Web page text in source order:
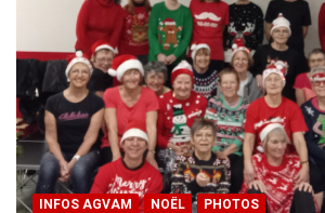
INFOS AGVAM NOËL PHOTOS